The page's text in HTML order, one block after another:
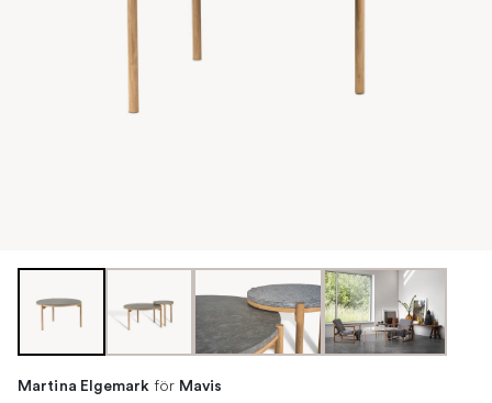
Martina Elgemark för Mavis